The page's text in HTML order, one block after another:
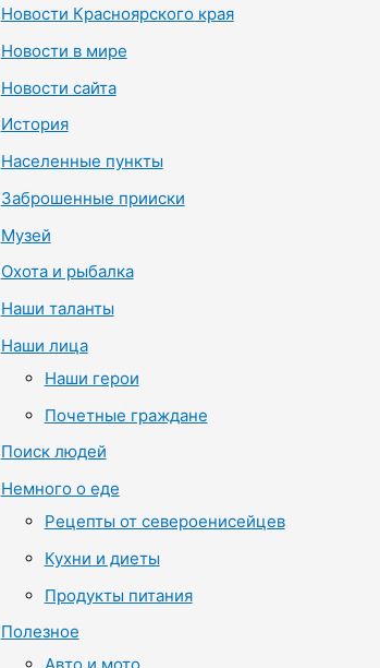
Новости Красноярского края
Новости в мире
Новости сайта
История
Населенные пункты
Заброшенные прииски
Музей
Охота и рыбалка
Наши таланты
Наши лица
Наши герои
Почетные граждане
Поиск людей
Немного о еде
Рецепты от североенисейцев
Кухни и диеты
Продукты питания
Полезное